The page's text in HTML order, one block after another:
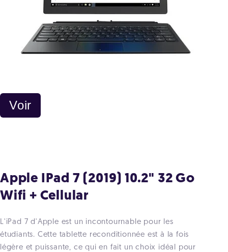
Voir
Apple IPad 7 (2019) 10.2" 32 Go
Wifi + Cellular
L'iPad 7 d'Apple est un incontournable pour les
étudiants. Cette tablette reconditionnée est à la fois
légère et puissante, ce qui en fait un choix idéal pour